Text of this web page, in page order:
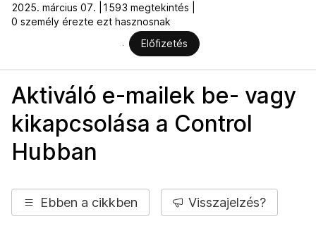
2025. március 07. |
1593 megtekintés |
0 személy érezte ezt hasznosnak
Előfizetés
Aktiváló e-mailek be- vagy
kikapcsolása a Control
Hubban
Ebben a cikkben Visszajelzés?